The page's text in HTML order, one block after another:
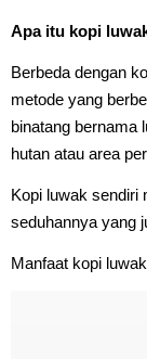
Apa itu kopi
Berbeda dengan
metode yang
binatang bernama
hutan atau area
Kopi luwak sendiri
seduhannya yang
Manfaat kopi